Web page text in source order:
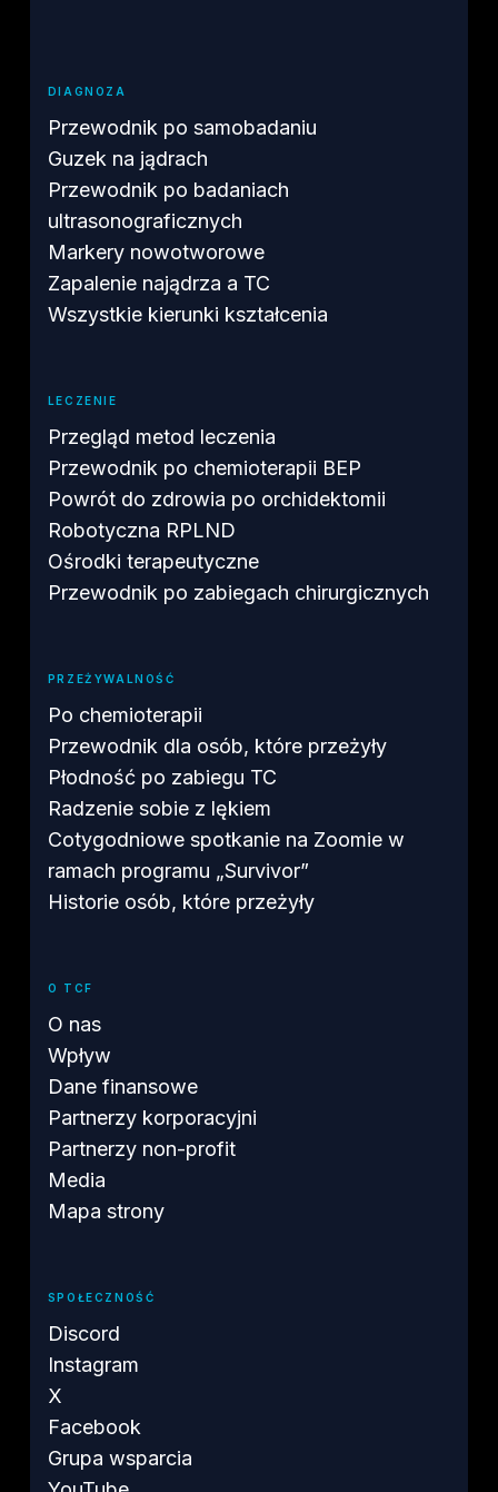
DIAGNOZA
Przewodnik po samobadaniu
Guzek na jądrach
Przewodnik po badaniach
ultrasonograficznych
Markery nowotworowe
Zapalenie najądrza a TC
Wszystkie kierunki kształcenia
LECZENIE
Przegląd metod leczenia
Przewodnik po chemioterapii BEP
Powrót do zdrowia po orchidektomii
Robotyczna RPLND
Ośrodki terapeutyczne
Przewodnik po zabiegach chirurgicznych
PRZEŻYWALNOŚĆ
Po chemioterapii
Przewodnik dla osób, które przeżyły
Płodność po zabiegu TC
Radzenie sobie z lękiem
Cotygodniowe spotkanie na Zoomie w
ramach programu „Survivor”
Historie osób, które przeżyły
O TCF
O nas
Wpływ
Dane finansowe
Partnerzy korporacyjni
Partnerzy non-profit
Media
Mapa strony
SPOŁECZNOŚĆ
Discord
Instagram
X
Facebook
Grupa wsparcia